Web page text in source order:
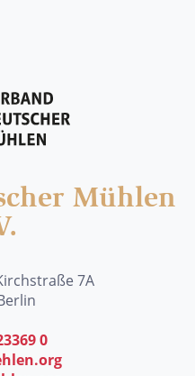
Mühlen
7A
0